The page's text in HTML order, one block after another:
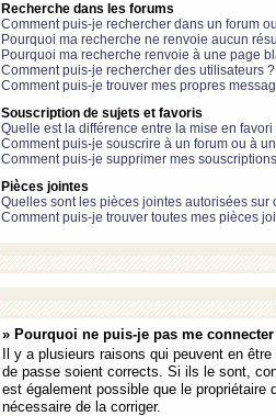
Recherche dans les forums
Comment puis-je rechercher dans un forum
Pourquoi ma recherche ne renvoie aucun
Pourquoi ma recherche renvoie à une page
Comment puis-je rechercher des utilisateurs ?
Comment puis-je trouver mes propres
Souscription de sujets et favoris
Quelle est la différence entre la mise en
Comment puis-je souscrire à un forum ou à
Comment puis-je supprimer mes
Pièces jointes
Quelles sont les pièces jointes autorisées sur
Comment puis-je trouver toutes mes pièces
» Pourquoi ne puis-je pas me
Il y a plusieurs raisons qui peuvent en
de passe soient corrects. Si ils le sont,
est également possible que le propriétaire
nécessaire de la corriger.